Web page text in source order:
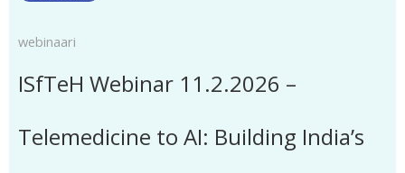
webinaari
ISfTeH Webinar 11.2.2026 –
Telemedicine to AI: Building India’s